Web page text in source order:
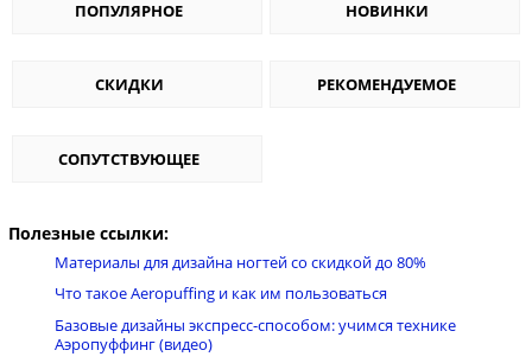
ПОПУЛЯРНОЕ НОВИНКИ
СКИДКИ РЕКОМЕНДУЕМОЕ
СОПУТСТВУЮЩЕЕ
Полезные ссылки:
Материалы для дизайна ногтей со скидкой до 80%
Что такое Aeropuffing и как им пользоваться
Базовые дизайны экспресс-способом: учимся технике
Аэропуффинг (видео)